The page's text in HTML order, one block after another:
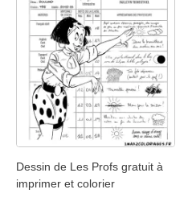
Dessin de Les Profs gratuit à
imprimer et colorier